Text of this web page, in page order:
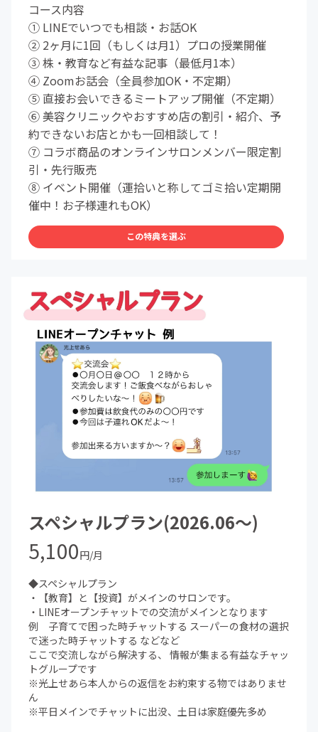
コース内容
① LINEでいつでも相談・お話OK
② 2ヶ月に1回（もしくは月1）プロの授業開催
③ 株・教育など有益な記事（最低月1本）
④ Zoomお話会（全員参加OK・不定期）
⑤ 直接お会いできるミートアップ開催（不定期）
⑥ 美容クリニックやおすすめ店の割引・紹介、予
約できないお店とかも一回相談して！
⑦ コラボ商品のオンラインサロンメンバー限定割
引・先行販売
⑧ イベント開催（運拾いと称してゴミ拾い定期開
催中！お子様連れもOK）
この特典を選ぶ
スペシャルプラン(2026.06～)
5,100円/月
◆スペシャルプラン
・【教育】と【投資】がメインのサロンです。
・LINEオープンチャットでの交流がメインとなります
例 子育てで困った時チャットする スーパーの食材の選択
で迷った時チャットする などなど
ここで交流しながら解決する、 情報が集まる有益なチャッ
トグループです
※光上せあら本人からの返信をお約束する物ではありませ
ん
※平日メインでチャットに出没、土日は家庭優先多め